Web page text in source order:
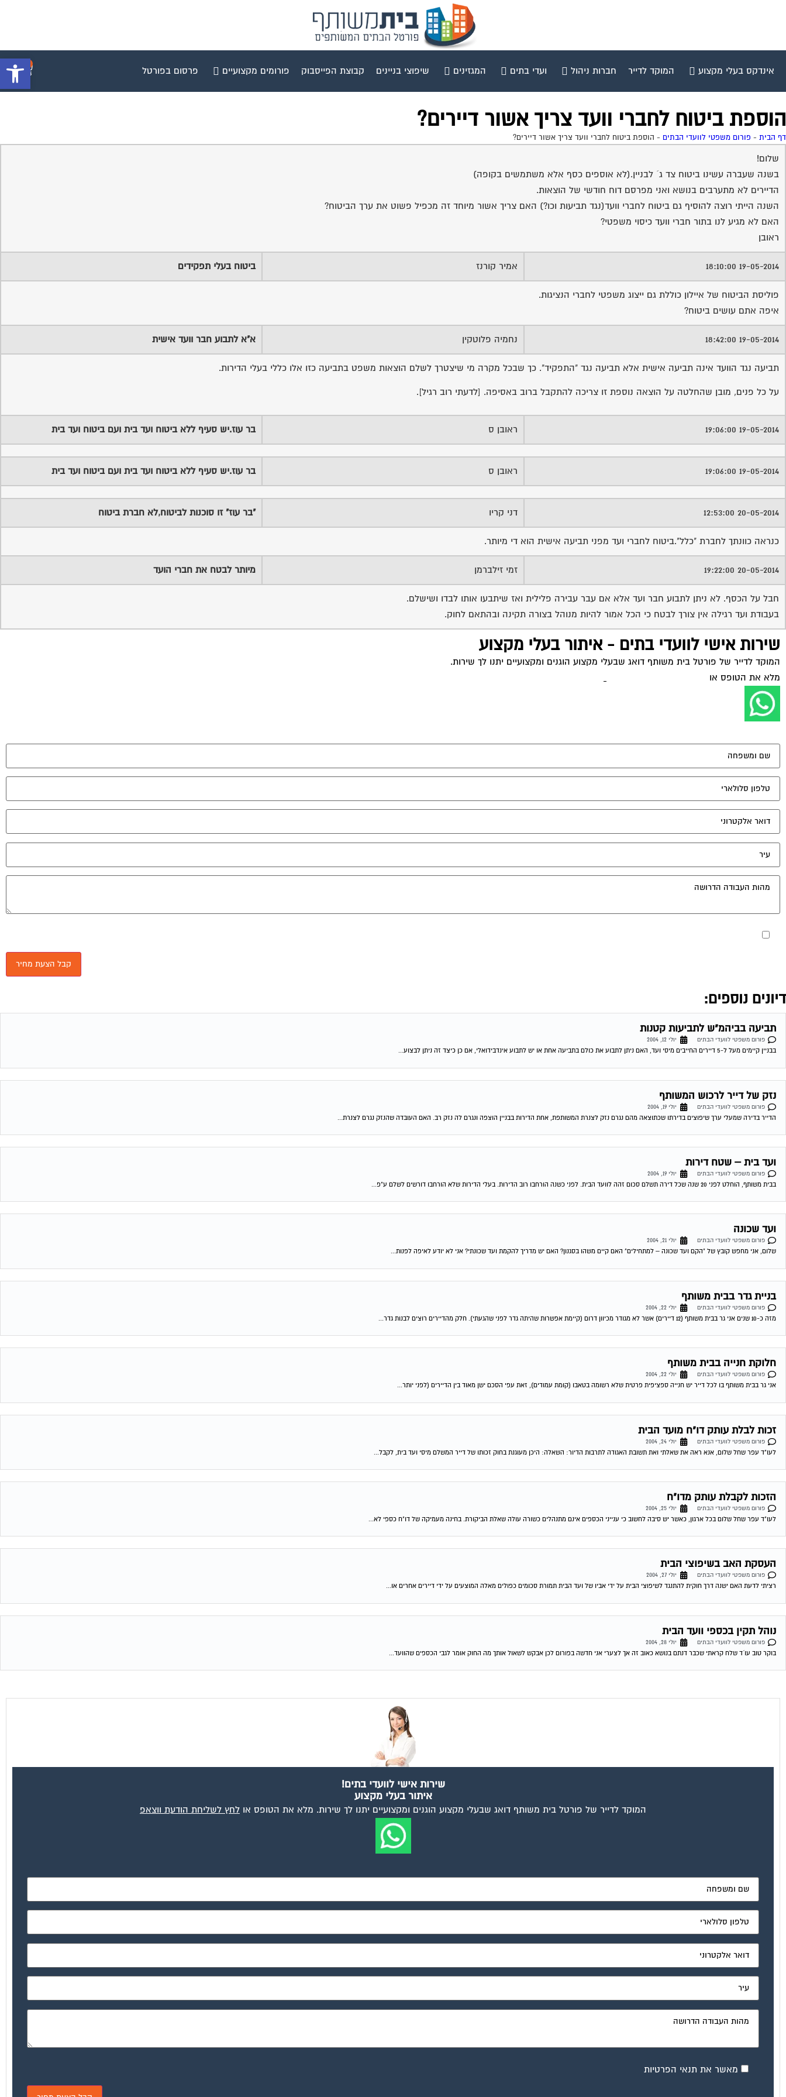
פתח
המגזינים שיפוצי בניינים
הוספת ביטוח לחברי וועד צריך אשור דיירים?
דף הבית -פורום משפטי לוועדי הבתים-הוספת ביטוח לחברי וועד צריך אשור דיירים?
שלום!
בשנה שעברה עשינו ביטוח צד ג´ לבניין.(לא אוספים כסף אלא משתמשים בקופה)
הדיירים לא מתערבים בנושא ואני מפרסם דוח חודשי של הוצאות.
השנה הייתי רוצה להוסיף גם ביטוח לחברי וועד(נגד תביעות וכו?) האם צריך אשור מיוחד זה מכפיל פשוט את ערך הביטוח?
האם לא מגיע לנו בתור חברי וועד כיסוי משפטי?
ראובן
19-05-2014 18:10:00 אמיר קורנז
תביעה נגד הוועד אינה תביעה אישית אלא תביעה נגד "התפקיד". כך שבכל מקרה מי שיצטרך לשלם הוצאות משפט בתביעה כזו אלו כללי בעלי הדירות.
על כל פנים, מובן שהחלטה על הוצאה נוספת זו צריכה להתקבל ברוב באסיפה. [לדעתי רוב רגיל].
19-05-2014 19:06:00 ראובן ס בר עוז.יש סעיף ללא ביטוח ועד בית ועם ביטוח ועד בית
כנראה כוונתך לחברת "כלל".ביטוח לחברי ועד מפני תביעה אישית הוא די מיותר.
מיותר לבטח את חברי הועד
חבל על הכסף. לא ניתן לתבוע חבר ועד אלא אם עבר עבירה פלילית ואז שיתבעו אותו לבדו ושישלם.
שירות אישי לוועדי בתים - איתור בעלי מקצוע
המוקד לדייר של פורטל בית משותף דואג שבעלי מקצוע הוגנים ומקצועיים יתנו לך שירות.
מלא את הטופס אולחץ לשליחת הודעת ווצאפ
מאשר את תנאי הפרטיות
דיונים נוספים:
נזק של דייר לרכוש המשותף
פורום משפטי לוועדי הבתים
יולי 19, 2004
הדייר בדירה שמעלי ערך שיפוצים בדירתו שכתוצאה מהם נגרם נזק לצנרת המשותפת, אחת הדירות בבניין הוצפה ונגרם לה נזק רב. האם העובדה שהנזק נגרם לצנרת...
ועד בית – שטח דירות
פורום משפטי לוועדי הבתים
יולי 19, 2004
בבית משותף, הוחלט לפני 20 שנה שכל דירה תשלם סכום זהה לוועד הבית. לפני כשנה הורחבו רוב הדירות. בעלי הדירות שלא הורחבו דורשים לשלם ע"פ...
ועד שכונה
פורום משפטי לוועדי הבתים
יולי 21, 2004
שלום, אני מחפש קובץ של "הקם ועד שכונה – למתחילים" האם קיים משהו בסגנון? האם יש מדריך להקמת ועד שכונתי? אני לא יודע לאיפה לפנות...
בניית גדר בבית משותף
פורום משפטי לוועדי הבתים
יולי 22, 2004
מזה כ-10 שנים אני גר בבית משותף (12 דיירים) אשר לא מגודר מכיוון דרום (קיימת אפשרות שהיתה גדר לפני שהגעתי). חלק מהדיירים רוצים לבנות גדר...
חלוקת חנייה בבית משותף
פורום משפטי לוועדי הבתים
יולי 22, 2004
אני גר בבית משותף בו לכל דייר יש חנייה ספציפית פרטית שלא רשומה בטאבו (קומת עמודים), זאת עפי הסכם ישן מאוד בין הדיירים (לפני יותר...
זכות לבלת עותק דו"ח מועד הבית
פורום משפטי לוועדי הבתים
יולי 24, 2004
לעו"ד עפר שחל שלום, אנא ראה את שאלתי ואת תשובת האגודה לתרבות הדיור: השאלה: היכן מעוגנת בחוק זכותו של דייר המשלם מיסי ועד בית, לקבל...
הזכות לקבלת עותק מדו"ח
פורום משפטי לוועדי הבתים
יולי 25, 2004
לעו"ד עפר שחל שלום בכל ארגון, כאשר יש סיבה לחשוב כי ענייני הכספים אינם מתנהלים כשורה עולה שאלת הביקורת. בחינה מעמיקה של דו"ח כספי לא...
העסקת האב בשיפוצי הבית
פורום משפטי לוועדי הבתים
יולי 27, 2004
רציתי לדעת האם ישנה דרך חוקית להתנגד לשיפוצי הבית על ידי אביו של ועד הבית תמורת סכומים כפולים מאלה המוצעים על ידי דיירים אחרים או...
נוהל תקין בכספי וועד הבית
פורום משפטי לוועדי הבתים
יולי 28, 2004
בוקר טוב עו´ד שלח קראתי שכבר דנתם בנושא כאוב זה אך לצערי אני חדשה בפורום לכן אבקש לשאול אותך מה החוק אומר לגבי הכספים שהוועד...
שירות אישי לוועדי בתים!
איתור בעלי מקצוע
המוקד לדייר של פורטל בית משותף דואג שבעלי מקצוע הוגנים ומקצועיים יתנו לך שירות. מלא את הטופס או